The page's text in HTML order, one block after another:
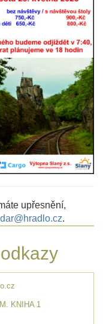
upřesnění,
.
KNIHA 1